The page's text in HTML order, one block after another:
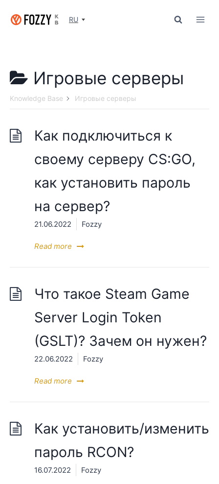
RU
Игровые серверы
Knowledge Base Игровые серверы
Как подключиться к
своему серверу CS:GO,
как установить пароль
на сервер?
21.06.2022 Fozzy
Read more
Что такое Steam Game
Server Login Token
(GSLT)? Зачем он нужен?
22.06.2022 Fozzy
Read more
Как установить/изменить
пароль RCON?
16.07.2022 Fozzy